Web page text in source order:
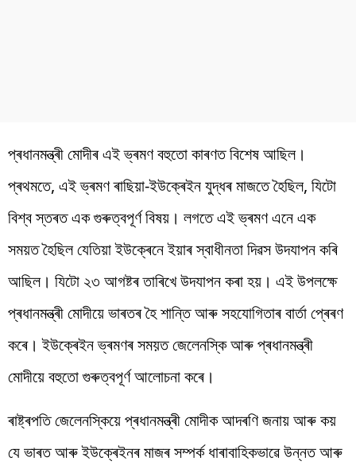
প্ৰধানমন্ত্ৰী মোদীৰ এই ভ্ৰমণ বহুতো কাৰণত বিশেষ আছিল।
প্ৰথমতে, এই ভ্ৰমণ ৰাছিয়া-ইউক্ৰেইন যুদ্ধৰ মাজতে হৈছিল, যিটো
বিশ্ব স্তৰত এক গুৰুত্বপূৰ্ণ বিষয়। লগতে এই ভ্ৰমণ এনে এক
সময়ত হৈছিল যেতিয়া ইউক্ৰেনে ইয়াৰ স্বাধীনতা দিৱস উদযাপন কৰি
আছিল। যিটো ২৩ আগষ্টৰ তাৰিখে উদযাপন কৰা হয়। এই উপলক্ষে
প্ৰধানমন্ত্ৰী মোদীয়ে ভাৰতৰ হৈ শান্তি আৰু সহযোগিতাৰ বাৰ্তা প্ৰেৰণ
কৰে। ইউক্ৰেইন ভ্ৰমণৰ সময়ত জেলেনস্কি আৰু প্ৰধানমন্ত্ৰী
মোদীয়ে বহুতো গুৰুত্বপূৰ্ণ আলোচনা কৰে।
ৰাষ্ট্ৰপতি জেলেনস্কিয়ে প্ৰধানমন্ত্ৰী মোদীক আদৰণি জনায় আৰু কয়
যে ভাৰত আৰু ইউক্ৰেইনৰ মাজৰ সম্পৰ্ক ধাৰাবাহিকভাৱে উন্নত আৰু